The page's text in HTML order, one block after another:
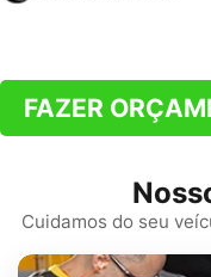
FAZER
Cuidamos do seu